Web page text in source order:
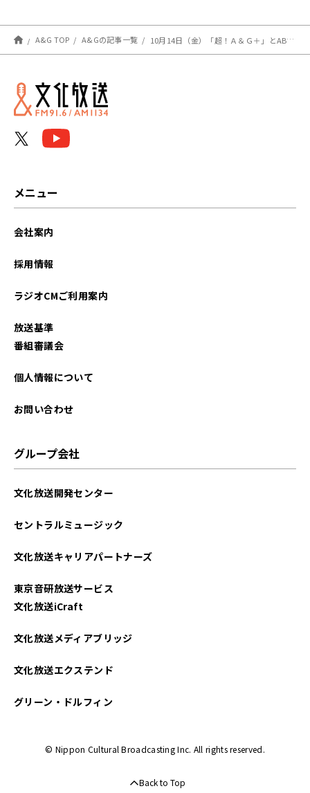
A&G TOP A&Gの記事一覧 10月14日（金）「超！Ａ＆Ｇ＋」とABEMAで放送！『鈴村健一のラジベースRX』#2
メニュー
会社案内
採用情報
ラジオCMご利用案内
放送基準
番組審議会
個人情報について
お問い合わせ
グループ会社
文化放送開発センター
セントラルミュージック
文化放送キャリアパートナーズ
東京音研放送サービス
文化放送iCraft
文化放送メディアブリッジ
文化放送エクステンド
グリーン・ドルフィン
© Nippon Cultural Broadcasting Inc. All rights reserved.
Back to Top